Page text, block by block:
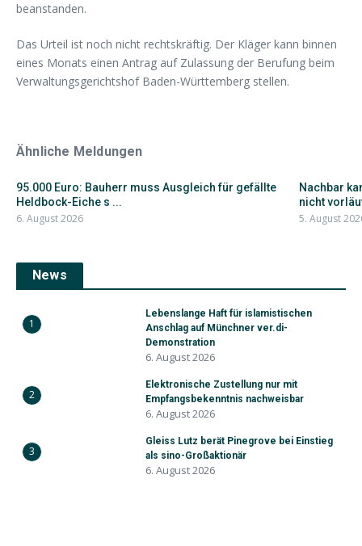
beanstanden.
Das Urteil ist noch nicht rechtskräftig. Der Kläger kann binnen
eines Monats einen Antrag auf Zulassung der Berufung beim
Verwaltungsgerichtshof Baden-Württemberg stellen.
Ähnliche Meldungen
95.000 Euro: Bauherr muss Ausgleich für gefällte
Heldbock-Eiche s ...
6. August 2026
Nachbar
nicht
5. August
News
1
Lebenslange Haft für islamistischen
Anschlag auf Münchner ver.di-
Demonstration
6. August 2026
2
Elektronische Zustellung nur mit
Empfangsbekenntnis nachweisbar
6. August 2026
3
Gleiss Lutz berät Pinegrove bei Einstieg
als sino-Großaktionär
6. August 2026